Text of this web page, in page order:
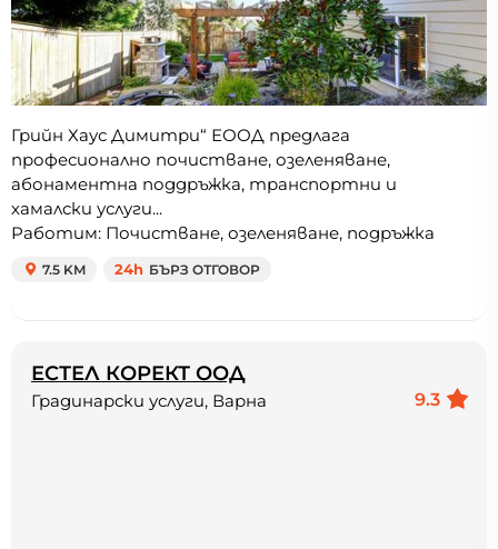
Грийн Хаус Димитри“ ЕООД предлага
професионално почистване, озеленяване,
абонаментна поддръжка, транспортни и
хамалски услуги...
Работим: Почистване, озеленяване, подръжка
7.5 KM 24h БЪРЗ ОТГОВОР
ЕСТЕЛ КОРЕКТ ООД
9.3
Градинарски услуги, Варна